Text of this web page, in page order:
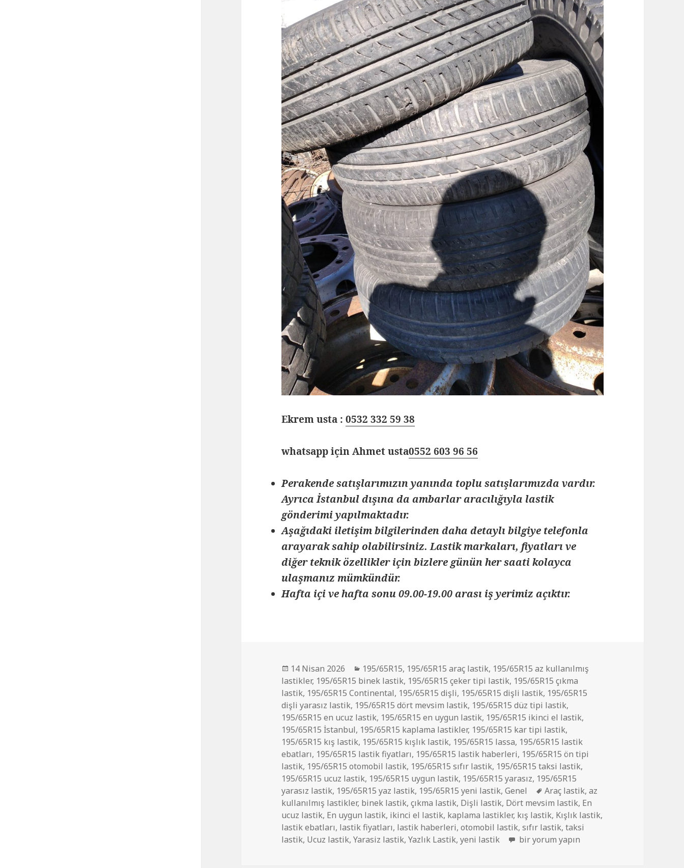
Ekrem usta :0532 332 59 38
whatsapp için Ahmet usta0552 603 96 56
Perakende satışlarımızın yanında toplu satışlarımızda vardır.
Ayrıca İstanbul dışına da ambarlar aracılığıyla lastik
gönderimi yapılmaktadır.
Aşağıdaki iletişim bilgilerinden daha detaylı bilgiye telefonla
arayarak sahip olabilirsiniz. Lastik markaları, fiyatları ve
diğer teknik özellikler için bizlere günün her saati kolayca
ulaşmanız mümkündür.
Hafta içi ve hafta sonu 09.00-19.00 arası iş yerimiz açıktır.
Yayın
tarihi
14 Nisan 2026 Kategoriler
195/65R15, 195/65R15 araç lastik, 195/65R15 az kullanılmış
lastikler, 195/65R15 binek lastik, 195/65R15 çeker tipi lastik, 195/65R15 çıkma
lastik, 195/65R15 Continental, 195/65R15 dişli, 195/65R15 dişli lastik, 195/65R15
dişli yarasız lastik, 195/65R15 dört mevsim lastik, 195/65R15 düz tipi lastik,
195/65R15 en ucuz lastik, 195/65R15 en uygun lastik, 195/65R15 ikinci el lastik,
195/65R15 İstanbul, 195/65R15 kaplama lastikler, 195/65R15 kar tipi lastik,
195/65R15 kış lastik, 195/65R15 kışlık lastik, 195/65R15 lassa, 195/65R15 lastik
ebatları, 195/65R15 lastik fiyatları, 195/65R15 lastik haberleri, 195/65R15 ön tipi
lastik, 195/65R15 otomobil lastik, 195/65R15 sıfır lastik, 195/65R15 taksi lastik,
195/65R15 ucuz lastik, 195/65R15 uygun lastik, 195/65R15 yarasız, 195/65R15
yarasız lastik, 195/65R15 yaz lastik, 195/65R15 yeni lastik,Genel Etiketler
Araç lastik,az
kullanılmış lastikler, binek lastik,çıkma lastik, Dişli lastik, Dört mevsim lastik, En
ucuz lastik, En uygun lastik, ikinci el lastik, kaplama lastikler, kış lastik, Kışlık lastik,
lastik ebatları, lastik fiyatları, lastik haberleri,otomobil lastik,sıfır lastik,taksi
lastik, Ucuz lastik,Yarasiz lastik,Yazlık Lastik,yeni lastik 195/65R15 İKİNCİ EL DİŞLİ ÇIKMA LASTİK
bir yorum yapın